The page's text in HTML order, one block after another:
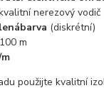
nerezový vodič
barva (diskrétní)
m
použijte kvalitní